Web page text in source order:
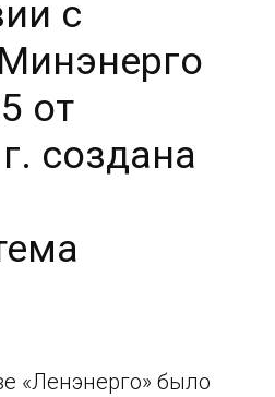
с
от
создана
«Ленэнерго» было